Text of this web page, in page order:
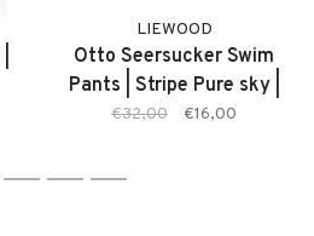
LIEWOOD
Otto Seersucker Swim
Pants | Stripe Pure sky |
Zwembroek
€32,00 €16,00
2 3 4